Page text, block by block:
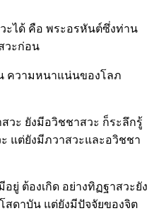
ะได้ คือ พระอรหันต์ซึ่งท่าน
วะก่อน
ความหนาแน่นของโลภ
วะ ยังมีอวิชชาสวะ ก็ระลึกรู้
แต่ยังมีภวาสวะและอวิชชา
ยู่ ต้องเกิด อย่างทิฏฐาสวะยัง
สดาบัน แต่ยังมีปัจจัยของจิต